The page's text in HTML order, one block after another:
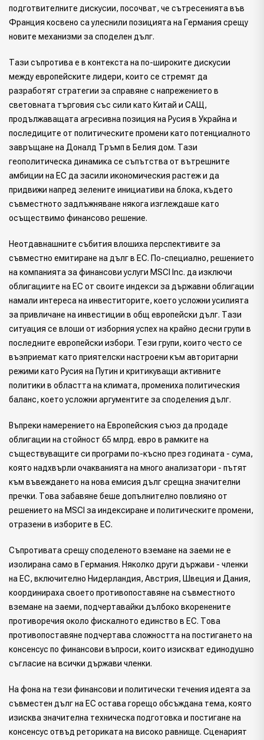
подготвителните дискусии, посочват, че сътресенията във
Франция косвено са улеснили позицията на Германия срещу
новите механизми за споделен дълг.
Тази съпротива е в контекста на по-широките дискусии
между европейските лидери, които се стремят да
разработят стратегии за справяне с напрежението в
световната търговия със сили като Китай и САЩ,
продължаващата агресивна позиция на Русия в Украйна и
последиците от политическите промени като потенциалното
завръщане на Доналд Тръмп в Белия дом. Тази
геополитическа динамика се съпътства от вътрешните
амбиции на ЕС да засили икономическия растеж и да
придвижи напред зелените инициативи на блока, където
съвместното задлъжняване някога изглеждаше като
осъществимо финансово решение.
Неотдавнашните събития влошиха перспективите за
съвместно емитиране на дълг в ЕС. По-специално, решението
на компанията за финансови услуги MSCI Inc. да изключи
облигациите на ЕС от своите индекси за държавни облигации
намали интереса на инвеститорите, което усложни усилията
за привличане на инвестиции в общ европейски дълг. Тази
ситуация се влоши от изборния успех на крайно десни групи в
последните европейски избори. Тези групи, които често се
възприемат като приятелски настроени към авторитарни
режими като Русия на Путин и критикуващи активните
политики в областта на климата, промениха политическия
баланс, което усложни аргументите за споделения дълг.
Въпреки намерението на Европейския съюз да продаде
облигации на стойност 65 млрд. евро в рамките на
съществуващите си програми по-късно през годината - сума,
която надхвърли очакванията на много анализатори - пътят
към въвеждането на нова емисия дълг срещна значителни
пречки. Това забавяне беше допълнително повлияно от
решението на MSCI за индексиране и политическите промени,
отразени в изборите в ЕС.
Съпротивата срещу споделеното вземане на заеми не е
изолирана само в Германия. Няколко други държави - членки
на ЕС, включително Нидерландия, Австрия, Швеция и Дания,
координираха своето противопоставяне на съвместното
вземане на заеми, подчертавайки дълбоко вкоренените
противоречия около фискалното единство в ЕС. Това
противопоставяне подчертава сложността на постигането на
консенсус по финансови въпроси, които изискват единодушно
съгласие на всички държави членки.
На фона на тези финансови и политически течения идеята за
съвместен дълг на ЕС остава горещо обсъждана тема, която
изисква значителна техническа подготовка и постигане на
консенсус отвъд реториката на високо равнище. Сценарият